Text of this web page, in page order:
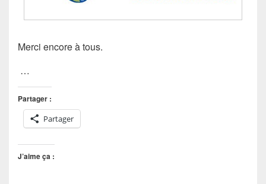
Merci encore à tous.
…
Partager :
Partager
J’aime ça :